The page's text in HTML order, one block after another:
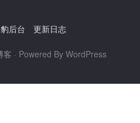
后台 更新日志
客 · Powered By WordPress